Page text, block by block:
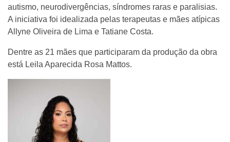
autismo, neurodivergências, síndromes raras e paralisias.
A iniciativa foi idealizada pelas terapeutas e mães atípicas
Allyne Oliveira de Lima e Tatiane Costa.
Dentre as 21 mães que participaram da produção da obra
está Leila Aparecida Rosa Mattos.